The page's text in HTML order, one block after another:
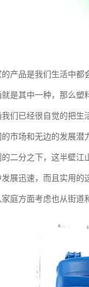
产品是我们生活中都
是其中一种，那么塑
们已经很自觉的把
市场和无边的发展潜
二分之下，这半壁江
展迅速，而且实用
庭方面考虑也从街道